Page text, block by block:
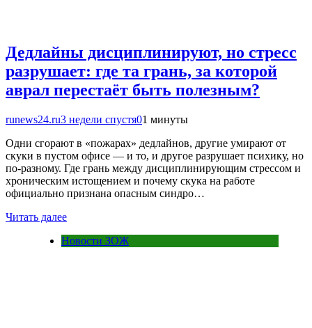
Дедлайны дисциплинируют, но стресс
разрушает: где та грань, за которой
аврал перестаёт быть полезным?
runews24.ru3 недели спустя01 минуты
Одни сгорают в «пожарах» дедлайнов, другие умирают от
скуки в пустом офисе — и то, и другое разрушает психику, но
по-разному. Где грань между дисциплинирующим стрессом и
хроническим истощением и почему скука на работе
официально признана опасным синдро…
Читать далее
Новости ЗОЖ